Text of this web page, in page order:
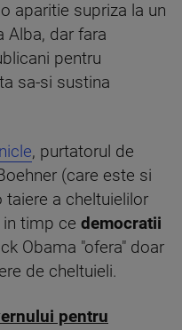
aparitie supriza la un
Alba, dar fara
pentru
sa-si sustina
, purtatorul de
(care este si
taiere a cheltuielilor
timp ce democratii
Obama "ofera" doar
de cheltuieli.
pentru